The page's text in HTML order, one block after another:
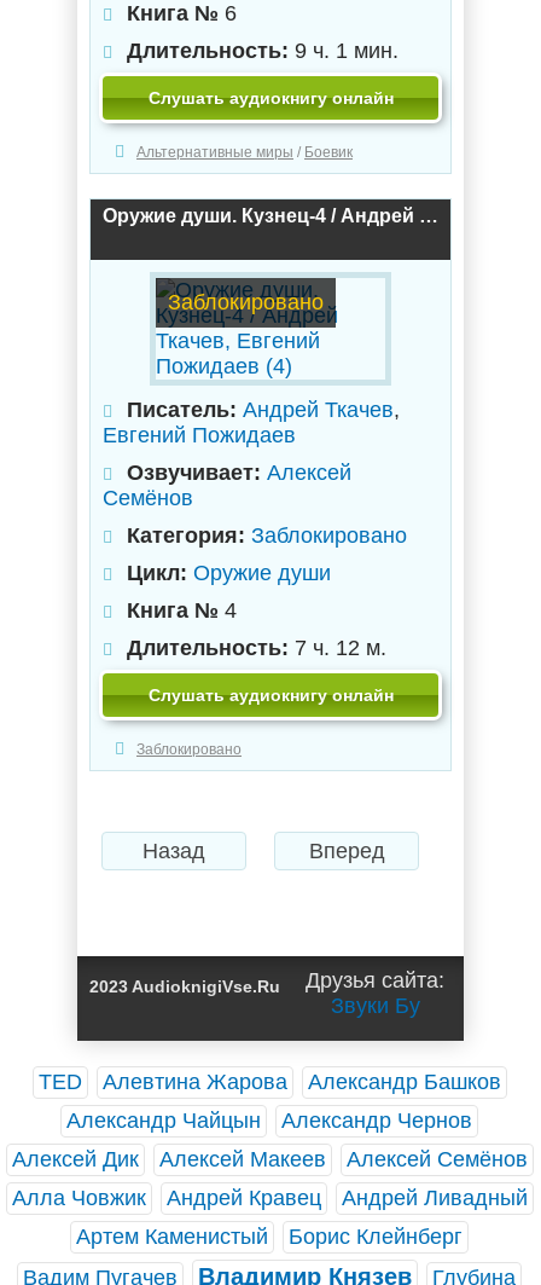
Книга № 6
Длительность: 9 ч. 1 мин.
Слушать аудиокнигу онлайн
Альтернативные миры / Боевик
Оружие души. Кузнец-4 / Андрей Ткачев, Евгений Пожидаев (4)
Заблокировано
Писатель: Андрей Ткачев,
Евгений Пожидаев
Озвучивает: Алексей
Семёнов
Категория: Заблокировано
Цикл: Оружие души
Книга № 4
Длительность: 7 ч. 12 м.
Слушать аудиокнигу онлайн
Заблокировано
Назад Вперед
2023 AudioknigiVse.Ru
Друзья сайта:
Звуки Бу
TED Алевтина Жарова
Александр Башков
Александр Чайцын
Александр Чернов
Алексей Дик
Алексей Макеев
Алексей Семёнов
Алла Човжик
Андрей Кравец
Андрей Ливадный
Артем Каменистый
Борис Клейнберг
Вадим Пугачев
Владимир Князев Глубина